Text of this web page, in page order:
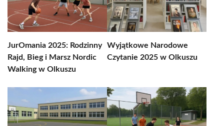
JurOmania 2025: Rodzinny
Rajd, Bieg i Marsz Nordic
Walking w Olkuszu
Wyjątkowe Narodowe
Czytanie 2025 w Olkuszu